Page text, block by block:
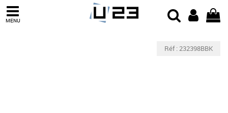
MENU
Réf : 232398BBK